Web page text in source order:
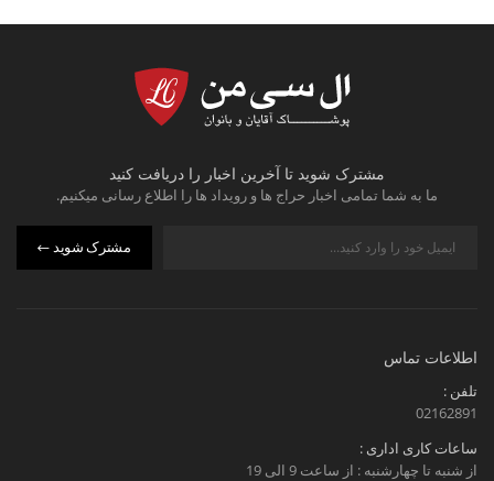
مشترک شوید تا آخرین اخبار را دریافت کنید
ما به شما تمامی اخبار حراج ها و رویداد ها را اطلاع رسانی میکنیم.
مشترک شوید
اطلاعات تماس
تلفن :
02162891
ساعات کاری اداری :
از شنبه تا چهارشنبه : از ساعت 9 الی 19